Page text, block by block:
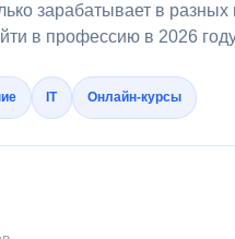
зарабатывает в разных
в профессию в 2026
IT Онлайн-курсы